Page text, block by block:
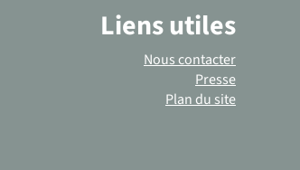
Liens utiles
Nous contacter
Presse
Plan du site